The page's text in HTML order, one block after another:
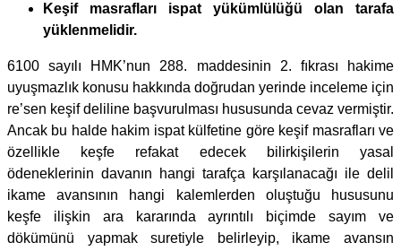
Keşif masrafları ispat yükümlülüğü olan tarafa
yüklenmelidir.
6100 sayılı HMK’nun 288. maddesinin 2. fıkrası hakime
uyuşmazlık konusu hakkında doğrudan yerinde inceleme için
re’sen keşif deliline başvurulması hususunda cevaz vermiştir.
Ancak bu halde hakim ispat külfetine göre keşif masrafları ve
özellikle keşfe refakat edecek bilirkişilerin yasal
ödeneklerinin davanın hangi tarafça karşılanacağı ile delil
ikame avansının hangi kalemlerden oluştuğu hususunu
keşfe ilişkin ara kararında ayrıntılı biçimde sayım ve
dökümünü yapmak suretiyle belirleyip, ikame avansın